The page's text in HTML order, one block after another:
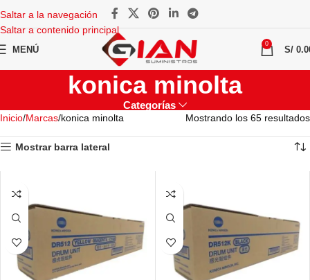
Saltar a la navegación
Saltar a contenido principal
MENÚ
0
S/
konica minolta
Categorías
Inicio Marcas konica minolta Mostrando los 65 resultados
Mostrar barra lateral